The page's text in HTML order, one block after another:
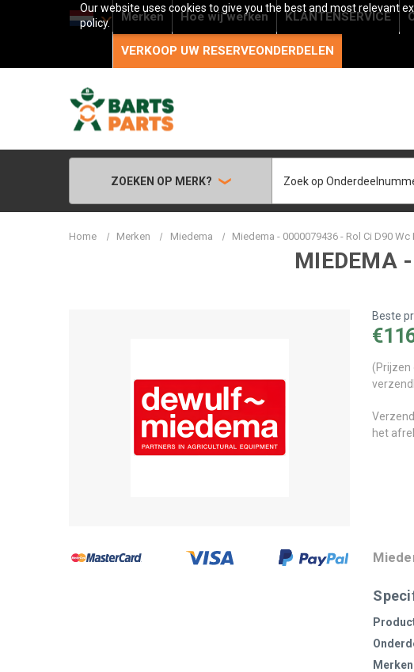
Our website uses cookies to give you the best and most relevant
policy.
Merken Hoe wij werken KLANTENSERVICE
VERKOOP UW RESERVEONDERDELEN
ZOEKEN OP MERK?
Home Merken Miedema Miedema - 0000079436 - Rol Ci D90 Wc
MIEDEMA
Beste
(Prijzen
het
Merken